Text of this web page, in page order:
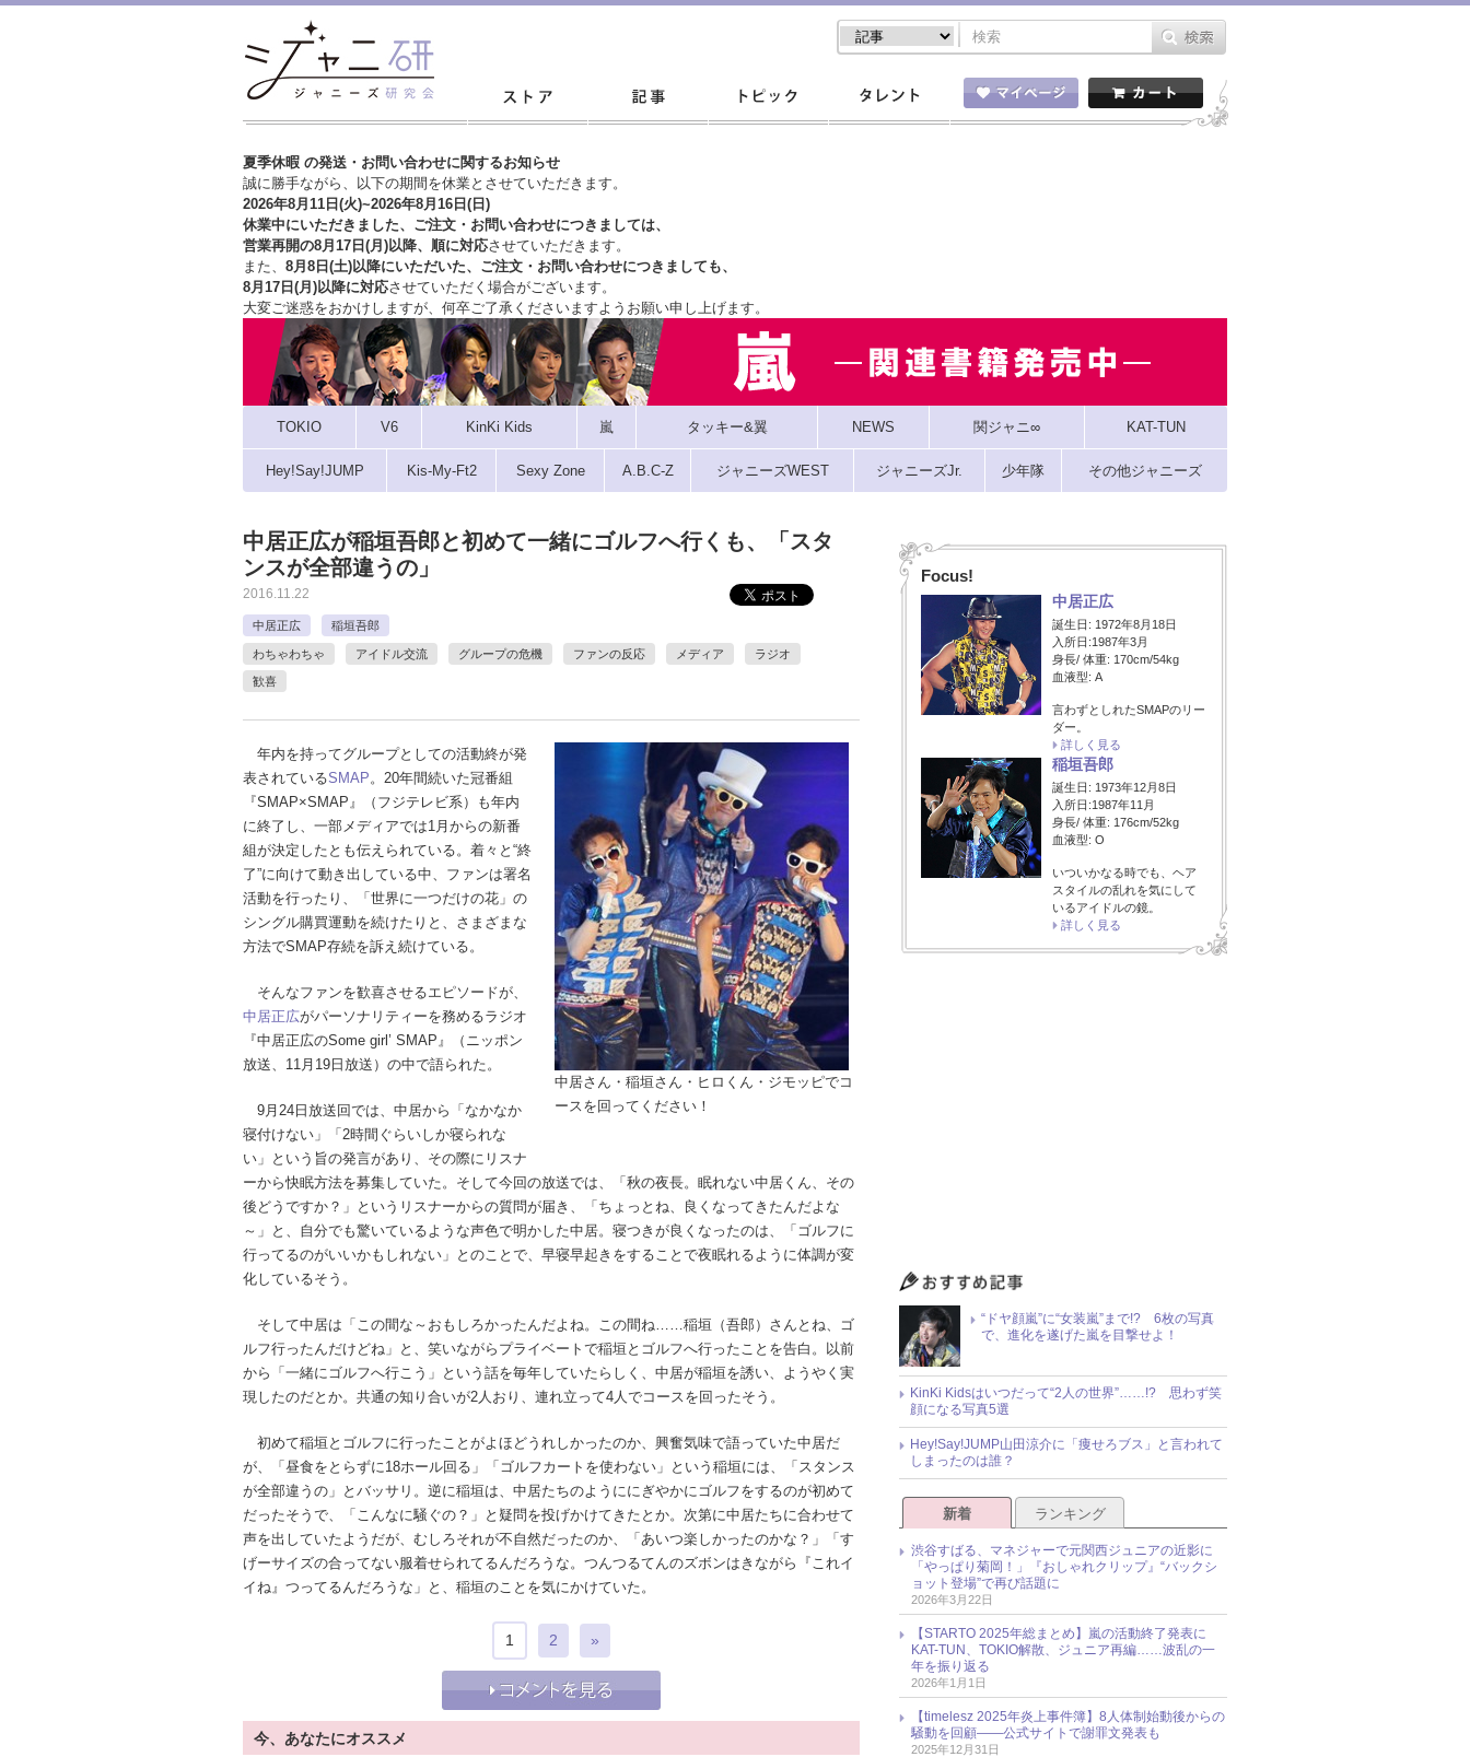
夏季休暇 の発送・お問い合わせに関するお知らせ
誠に勝手ながら、以下の期間を休業とさせていただきます。
2026年8月11日(火)~2026年8月16日(日)
休業中にいただきました、ご注文・お問い合わせにつきましては、
営業再開の8月17日(月)以降、順に対応させていただきます。
また、 8月8日(土)以降にいただいた、ご注文・ お問い合わせにつきましても、
8月17日(月)以降に対応させていただく場合がございます。
大変ご迷惑をおかけしますが、 何卒ご了承くださいますようお願い申し上げます。
TOKIO V6 KinKi Kids 嵐 タッキー&翼 NEWS 関ジャニ∞ KAT-TUN
Hey!Say!JUMP Kis-My-Ft2 Sexy Zone A.B.C-Z ジャニーズWEST ジャニーズJr. 少年隊 その他ジャニーズ
中居正広が稲垣吾郎と初めて一緒にゴルフへ行くも、「スタ
ンスが全部違うの」
2016.11.22
中居正広 稲垣吾郎
わちゃわちゃ アイドル交流 グループの危機 ファンの反応 メディア ラジオ
歓喜
中居さん・稲垣さん・ヒロくん・ジモッピでコ
ースを回ってください！
年内を持ってグループとしての活動終が発
表されているSMAP。20年間続いた冠番組
『SMAP×SMAP』（フジテレビ系）も年内
に終了し、一部メディアでは1月からの新番
組が決定したとも伝えられている。着々と“終
了”に向けて動き出している中、ファンは署名
活動を行ったり、「世界に一つだけの花」の
シングル購買運動を続けたりと、さまざまな
方法でSMAP存続を訴え続けている。
そんなファンを歓喜させるエピソードが、
中居正広がパーソナリティーを務めるラジオ
『中居正広のSome girl’ SMAP』（ニッポン
放送、11月19日放送）の中で語られた。
9月24日放送回では、中居から「なかなか
寝付けない」「2時間ぐらいしか寝られな
い」という旨の発言があり、その際にリスナ
ーから快眠方法を募集していた。そして今回の放送では、「秋の夜長。眠れない中居くん、その
後どうですか？」というリスナーからの質問が届き、「ちょっとね、良くなってきたんだよな
～」と、自分でも驚いているような声色で明かした中居。寝つきが良くなったのは、「ゴルフに
行ってるのがいいかもしれない」とのことで、早寝早起きをすることで夜眠れるように体調が変
化しているそう。
そして中居は「この間な～おもしろかったんだよね。この間ね……稲垣（吾郎）さんとね、ゴ
ルフ行ったんだけどね」と、笑いながらプライベートで稲垣とゴルフへ行ったことを告白。以前
から「一緒にゴルフへ行こう」という話を毎年していたらしく、中居が稲垣を誘い、ようやく実
現したのだとか。共通の知り合いが2人おり、連れ立って4人でコースを回ったそう。
初めて稲垣とゴルフに行ったことがよほどうれしかったのか、興奮気味で語っていた中居だ
が、「昼食をとらずに18ホール回る」「ゴルフカートを使わない」という稲垣には、「スタンス
が全部違うの」とバッサリ。逆に稲垣は、中居たちのようににぎやかにゴルフをするのが初めて
だったそうで、「こんなに騒ぐの？」と疑問を投げかけてきたとか。次第に中居たちに合わせて
声を出していたようだが、むしろそれが不自然だったのか、「あいつ楽しかったのかな？」「す
げーサイズの合ってない服着せられてるんだろうな。つんつるてんのズボンはきながら『これイ
イね』つってるんだろうな」と、稲垣のことを気にかけていた。
1 2 »
今、あなたにオススメ
Focus!
中居正広
誕生日: 1972年8月18日
入所日:1987年3月
身長/ 体重: 170cm/54kg
血液型: A
言わずとしれたSMAPのリー
ダー。
詳しく見る
稲垣吾郎
誕生日: 1973年12月8日
入所日:1987年11月
身長/ 体重: 176cm/52kg
血液型: O
いついかなる時でも、ヘア
スタイルの乱れを気にして
いるアイドルの鏡。
詳しく見る
“ドヤ顔嵐”に“女装嵐”まで!? 6枚の写真
で、進化を遂げた嵐を目撃せよ！
KinKi Kidsはいつだって“2人の世界”……!? 思わず笑
顔になる写真5選
Hey!Say!JUMP山田涼介に「痩せろブス」と言われて
しまったのは誰？
新着 ランキング
渋谷すばる、マネジャーで元関西ジュニアの近影に
「やっぱり菊岡！」『おしゃれクリップ』“バックシ
ョット登場”で再び話題に
2026年3月22日
【STARTO 2025年総まとめ】嵐の活動終了発表に
KAT-TUN、TOKIO解散、ジュニア再編……波乱の一
年を振り返る
2026年1月1日
【timelesz 2025年炎上事件簿】8人体制始動後からの
騒動を回顧――公式サイトで謝罪文発表も
2025年12月31日